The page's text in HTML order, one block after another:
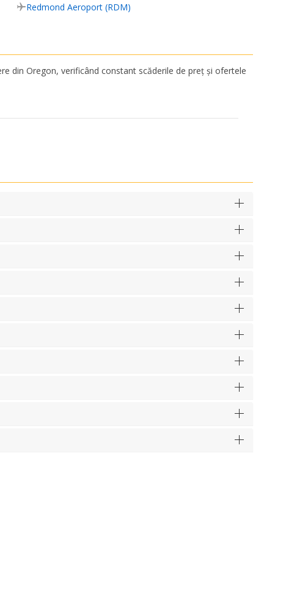
Redmond Aeroport (RDM)
din Oregon, verificând constant scăderile de preț și ofertele